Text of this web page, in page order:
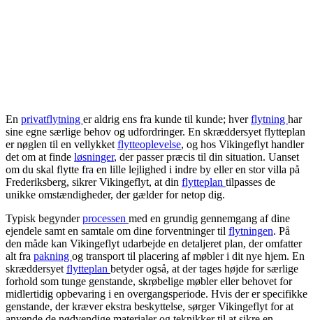
En privatflytning er aldrig ens fra kunde til kunde; hverflytning har
sine egne særlige behov og udfordringer. En skræddersyet flytteplan
er nøglen til en vellykket flytteoplevelse, og hos Vikingeflyt handler
det om at finde løsninger, der passer præcis til din situation. Uanset
om du skal flytte fra en lille lejlighed i indre by eller en stor villa på
Frederiksberg, sikrer Vikingeflyt, at din flytteplan tilpasses de
unikke omstændigheder, der gælder for netop dig.
Typisk begynderprocessen med en grundig gennemgang af dine
ejendele samt en samtale om dine forventninger til flytningen. På
den måde kan Vikingeflyt udarbejde en detaljeret plan, der omfatter
alt fra pakning og transport til placering af møbler i dit nye hjem. En
skræddersyet flytteplan betyder også, at der tages højde for særlige
forhold som tunge genstande, skrøbelige møbler eller behovet for
midlertidig opbevaring i en overgangsperiode. Hvis der er specifikke
genstande, der kræver ekstra beskyttelse, sørger Vikingeflyt for at